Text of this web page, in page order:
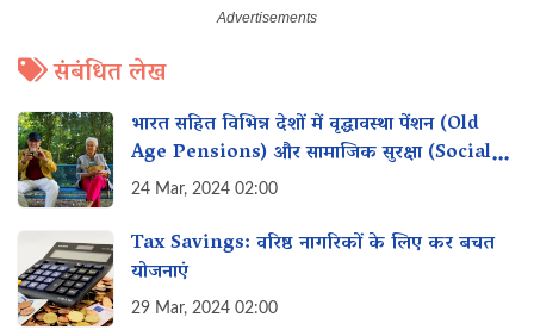
संबंधित लेख
भारत सहित विभिन्न देशों में वृद्धावस्था पेंशन (Old
Age Pensions) और सामाजिक सुरक्षा (Social
Security)
24 Mar, 2024 02:00
Tax Savings: वरिष्ठ नागरिकों के लिए कर बचत
योजनाएं
29 Mar, 2024 02:00